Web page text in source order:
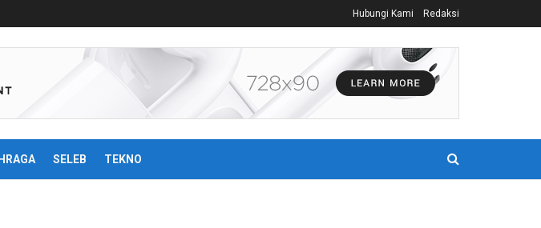
Hubungi Kami Redaksi
SELEB TEKNO